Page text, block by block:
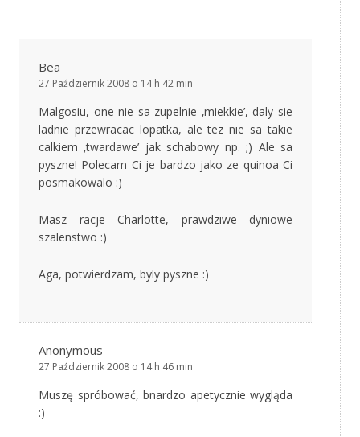
Bea
27 Październik 2008 o 14 h 42 min
Malgosiu, one nie sa zupelnie ‚miekkie’, daly sie
ladnie przewracac lopatka, ale tez nie sa takie
calkiem ‚twardawe’ jak schabowy np. ;) Ale sa
pyszne! Polecam Ci je bardzo jako ze quinoa Ci
posmakowalo :)
Masz racje Charlotte, prawdziwe dyniowe
szalenstwo :)
Aga, potwierdzam, byly pyszne :)
Anonymous
27 Październik 2008 o 14 h 46 min
Muszę spróbować, bnardzo apetycznie wygląda
:)